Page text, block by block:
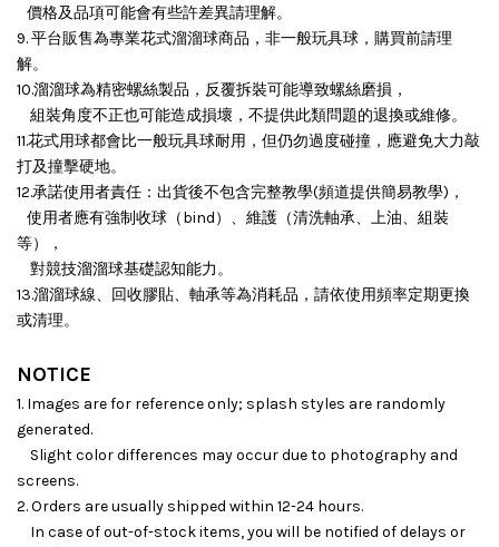
價格及品項可能會有些許差異請理解。
9. 平台販售為專業花式溜溜球商品，非一般玩具球，購買前請理
解。
10.溜溜球為精密螺絲製品，反覆拆裝可能導致螺絲磨損，
組裝角度不正也可能造成損壞， 不提供此類問題的退換或維修。
11.花式用球都會比一般玩具球耐用，但仍勿過度碰撞，應避免大力敲
打及撞擊硬地。
12.承諾使用者責任：出貨後不包含完整教學(頻道提供簡易教學)，
使用者應有強制收球（bind）、維護（清洗軸承、上油、組裝
等），
對競技溜溜球基礎認知能力。
13.溜溜球線、回收膠貼、軸承等為消耗品，請依使用頻率定期更換
或清理。
NOTICE
1. Images are for reference only; splash styles are randomly
generated.
Slight color differences may occur due to photography and
screens.
2. Orders are usually shipped within 12-24 hours.
In case of out-of-stock items, you will be notified of delays or